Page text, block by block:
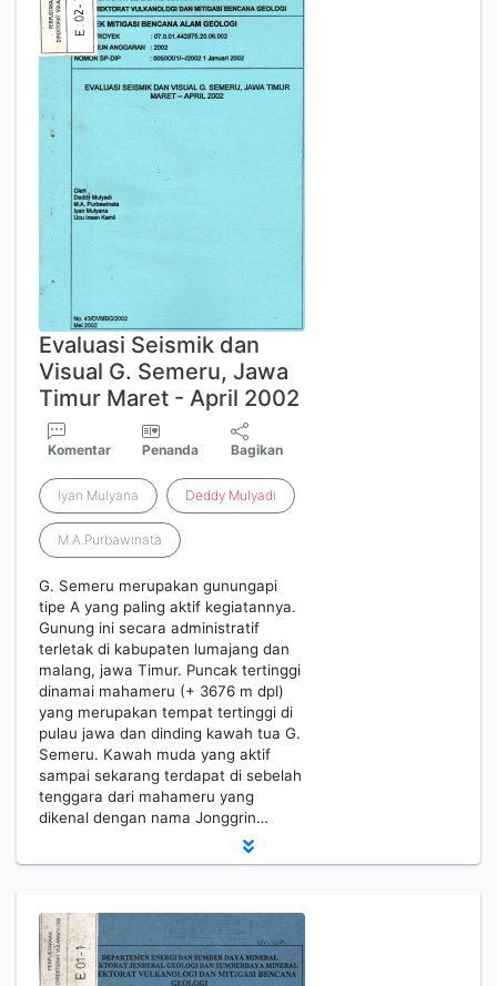
Evaluasi Seismik dan
Visual G. Semeru, Jawa
Timur Maret - April 2002
Komentar Penanda Bagikan
Iyan Mulyana Deddy Mulyadi
M.A.Purbawinata
G. Semeru merupakan gunungapi
tipe A yang paling aktif kegiatannya.
Gunung ini secara administratif
terletak di kabupaten lumajang dan
malang, jawa Timur. Puncak tertinggi
dinamai mahameru (+ 3676 m dpl)
yang merupakan tempat tertinggi di
pulau jawa dan dinding kawah tua G.
Semeru. Kawah muda yang aktif
sampai sekarang terdapat di sebelah
tenggara dari mahameru yang
dikenal dengan nama Jonggrin…